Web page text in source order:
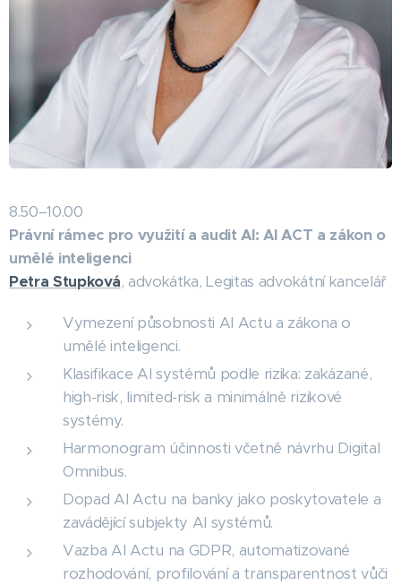
8.50–10.00
Právní rámec pro využití a audit AI: AI ACT a zákon o
umělé inteligenci
Petra Stupková, advokátka, Legitas advokátní kancelář
Vymezení působnosti AI Actu a zákona o
umělé inteligenci.
Klasifikace AI systémů podle rizika: zakázané,
high-risk, limited-risk a minimálně rizikové
systémy.
Harmonogram účinnosti včetně návrhu Digital
Omnibus.
Dopad AI Actu na banky jako poskytovatele a
zavádějící subjekty AI systémů.
Vazba AI Actu na GDPR, automatizované
rozhodování, profilování a transparentnost vůči